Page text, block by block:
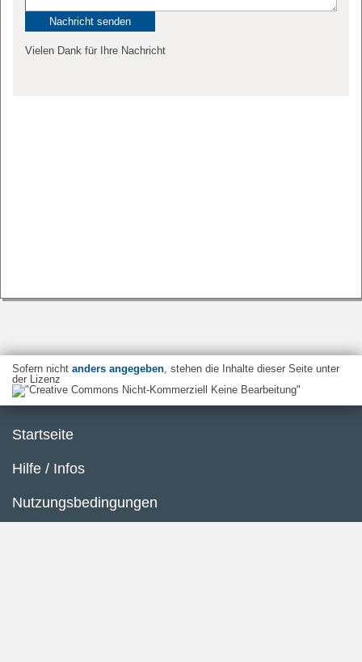
Vielen Dank für Ihre Nachricht
Sofern nicht anders angegeben, stehen die Inhalte dieser Seite unter
der Lizenz
Startseite
Hilfe / Infos
Nutzungsbedingungen